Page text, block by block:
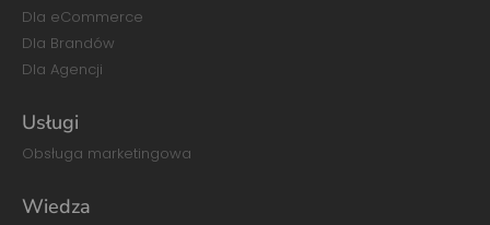
Dla eCommerce
Dla Brandów
Dla Agencji
Usługi
Obsługa marketingowa
Wiedza